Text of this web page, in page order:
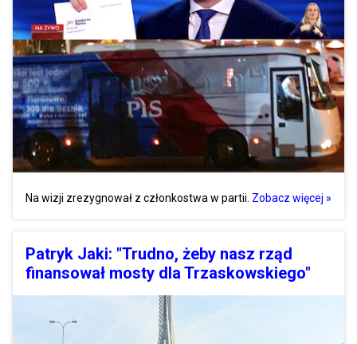
Na wizji zrezygnował z członkostwa w partii. Zobacz więcej »
Patryk Jaki: "Trudno, żeby nasz rząd
finansował mosty dla Trzaskowskiego"